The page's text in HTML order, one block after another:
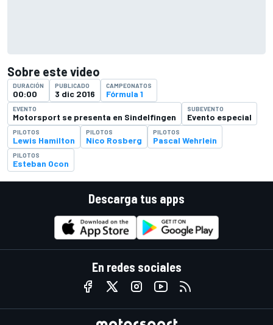
Sobre este video
DURACIÓN
00:00
PUBLICADO
3 dic 2016
CAMPEONATOS
Fórmula 1
EVENTO
Motorsport se presenta en Sindelfingen
SUBEVENTO
Evento especial
PILOTOS
Lewis Hamilton
PILOTOS
Nico Rosberg
PILOTOS
Pascal Wehrlein
PILOTOS
Esteban Ocon
Descarga tus apps
En redes sociales